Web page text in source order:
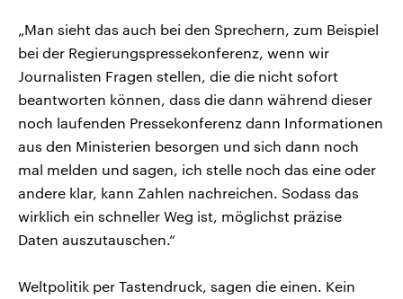
„Man sieht das auch bei den Sprechern, zum Beispiel
bei der Regierungspressekonferenz, wenn wir
Journalisten Fragen stellen, die die nicht sofort
beantworten können, dass die dann während dieser
noch laufenden Pressekonferenz dann Informationen
aus den Ministerien besorgen und sich dann noch
mal melden und sagen, ich stelle noch das eine oder
andere klar, kann Zahlen nachreichen. Sodass das
wirklich ein schneller Weg ist, möglichst präzise
Daten auszutauschen.“
Weltpolitik per Tastendruck, sagen die einen. Kein